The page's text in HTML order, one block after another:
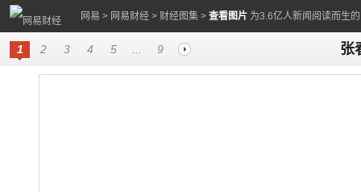
网易 > 网易财经 > 财经图集 > 查看图片 为3.6亿人新闻阅读而生
1 2 3 4 5 9 张